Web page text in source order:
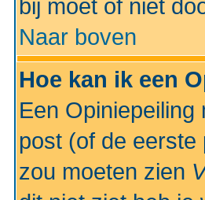
bij moet of niet
Naar boven
Hoe kan ik een
Een
post (of de eerste
zou moeten zien